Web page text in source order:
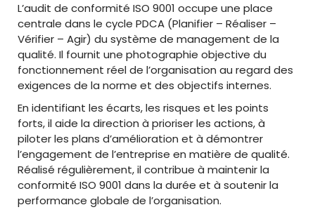
L’audit de conformité ISO 9001 occupe une place
centrale dans le cycle PDCA (Planifier – Réaliser –
Vérifier – Agir) du système de management de la
qualité. Il fournit une photographie objective du
fonctionnement réel de l’organisation au regard des
exigences de la norme et des objectifs internes.
En identifiant les écarts, les risques et les points
forts, il aide la direction à prioriser les actions, à
piloter les plans d’amélioration et à démontrer
l’engagement de l’entreprise en matière de qualité.
Réalisé régulièrement, il contribue à maintenir la
conformité ISO 9001 dans la durée et à soutenir la
performance globale de l’organisation.